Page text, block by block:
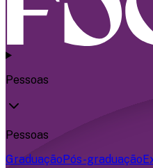
Pessoas
Pessoas
GraduaçãoPós-graduação